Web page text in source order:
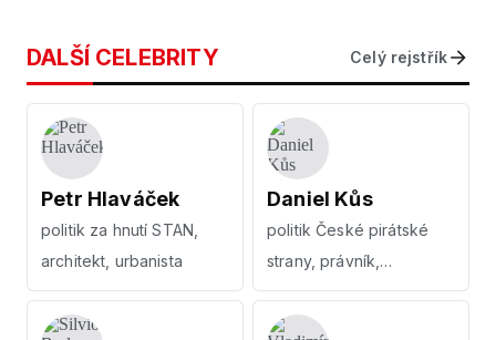
DALŠÍ CELEBRITY Celý rejstřík
Petr Hlaváček
politik za hnutí STAN,
architekt, urbanista
Daniel Kůs
politik České pirátské
strany, právník,
podnikatel